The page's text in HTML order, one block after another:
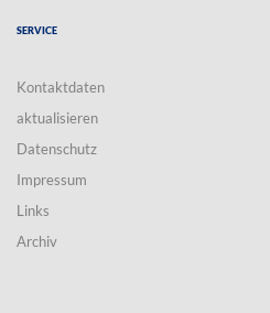
Service
Kontaktdaten
aktualisieren
Datenschutz
Impressum
Links
Archiv